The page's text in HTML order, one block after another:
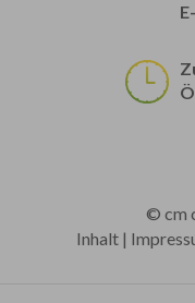
© cm
Inhalt |